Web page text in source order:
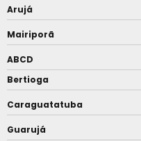
Arujá
Mairiporã
ABCD
Bertioga
Caraguatatuba
Guarujá